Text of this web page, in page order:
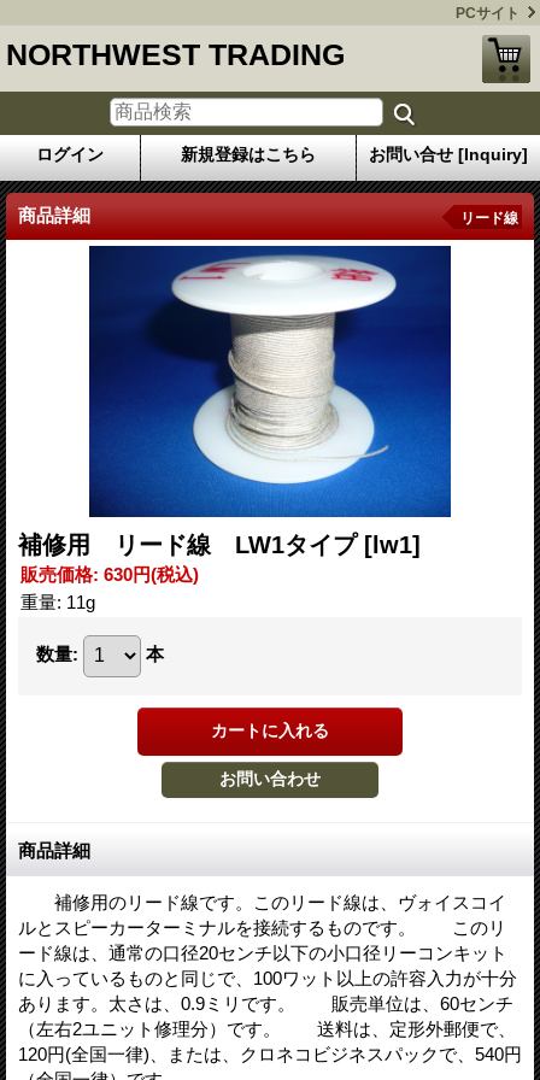
PCサイト
NORTHWEST TRADING
ログイン 新規登録はこちら お問い合せ [Inquiry]
商品詳細 リード線
補修用 リード線 LW1タイプ [lw1]
販売価格: 630円(税込)
重量: 11g
数量: 本
商品詳細
補修用のリード線です。このリード線は、ヴォイスコイ
ルとスピーカーターミナルを接続するものです。 このリ
ード線は、通常の口径20センチ以下の小口径リーコンキット
に入っているものと同じで、100ワット以上の許容入力が十分
あります。太さは、0.9ミリです。 販売単位は、60センチ
（左右2ユニット修理分）です。 送料は、定形外郵便で、
120円(全国一律)、または、クロネコビジネスパックで、540円